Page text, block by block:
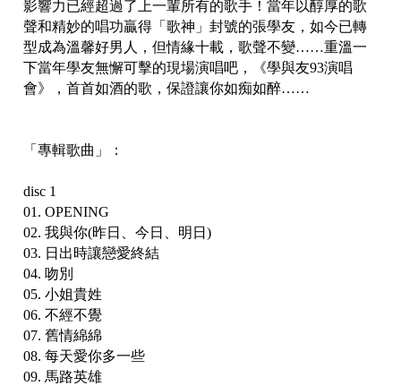
影響力已經超過了上一輩所有的歌手！當年以醇厚的歌
聲和精妙的唱功贏得「歌神」封號的張學友，如今已轉
型成為溫馨好男人，但情緣十載，歌聲不變……重溫一
下當年學友無懈可擊的現場演唱吧，《學與友93演唱
會》，首首如酒的歌，保證讓你如痴如醉……
「專輯歌曲」：
disc 1
01. OPENING
02. 我與你(昨日、今日、明日)
03. 日出時讓戀愛終結
04. 吻別
05. 小姐貴姓
06. 不經不覺
07. 舊情綿綿
08. 每天愛你多一些
09. 馬路英雄